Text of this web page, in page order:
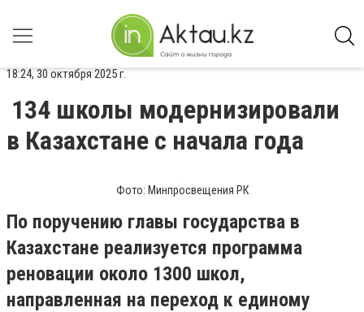
18:24, 30 октября 2025 г.
134 школы модернизировали
в Казахстане с начала года
Фото: Минпросвещения РК
По поручению главы государства в
Казахстане реализуется программа
реновации около 1300 школ,
направленная на переход к единому